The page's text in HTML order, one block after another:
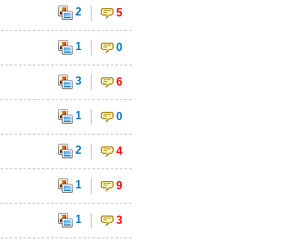
2 5
1 0
3 6
1 0
2 4
1 9
1 3